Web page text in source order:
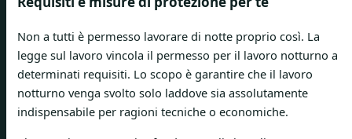
Non a tutti è permesso lavorare di notte proprio così. La
legge sul lavoro vincola il permesso per il lavoro notturno a
determinati requisiti. Lo scopo è garantire che il lavoro
notturno venga svolto solo laddove sia assolutamente
indispensabile per ragioni tecniche o economiche.